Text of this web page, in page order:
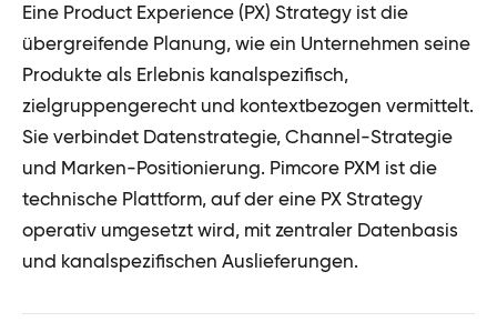
Eine Product Experience (PX) Strategy ist die
übergreifende Planung, wie ein Unternehmen seine
Produkte als Erlebnis kanalspezifisch,
zielgruppengerecht und kontextbezogen vermittelt.
Sie verbindet Datenstrategie, Channel-Strategie
und Marken-Positionierung. Pimcore PXM ist die
technische Plattform, auf der eine PX Strategy
operativ umgesetzt wird, mit zentraler Datenbasis
und kanalspezifischen Auslieferungen.